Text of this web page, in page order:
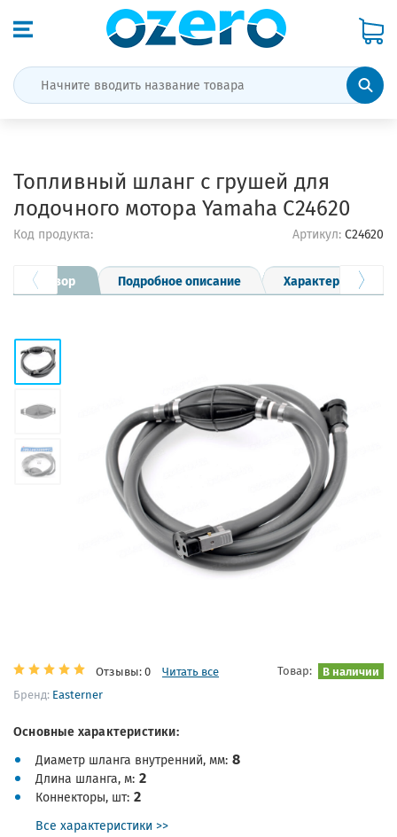
Топливный шланг с грушей для
лодочного мотора Yamaha C24620
Код продукта: Артикул: C24620
Обзор Подробное описание Характеристики
Отзывы: 0 Читать все Товар: В наличии
Бренд: Easterner
Основные характеристики:
Диаметр шланга внутренний, мм 8
Длина шланга, м 2
Коннекторы, шт 2
Все характеристики >>